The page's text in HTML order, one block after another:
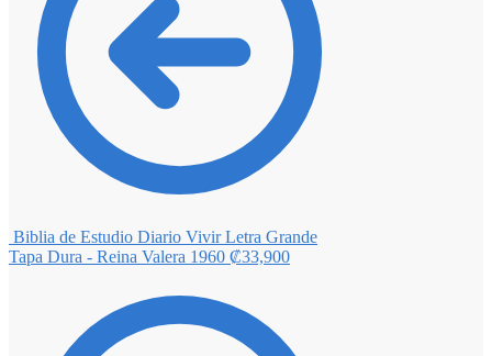
Biblia de Estudio Diario Vivir Letra Grande
Tapa Dura - Reina Valera 1960 ₡33,900